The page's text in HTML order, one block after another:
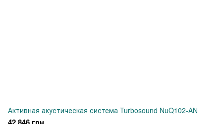
Активная акустическая система Turbosound NuQ102-AN